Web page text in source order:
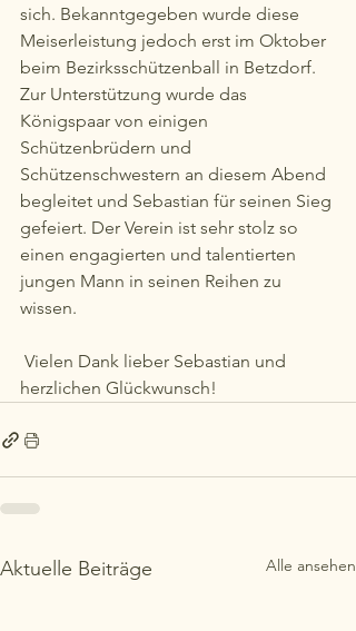
sich. Bekanntgegeben wurde diese
Meiserleistung jedoch erst im Oktober
beim Bezirksschützenball in Betzdorf.
Zur Unterstützung wurde das
Königspaar von einigen
Schützenbrüdern und
Schützenschwestern an diesem Abend
begleitet und Sebastian für seinen Sieg
gefeiert. Der Verein ist sehr stolz so
einen engagierten und talentierten
jungen Mann in seinen Reihen zu
wissen.
Vielen Dank lieber Sebastian und
herzlichen Glückwunsch!
Aktuelle Beiträge Alle ansehen